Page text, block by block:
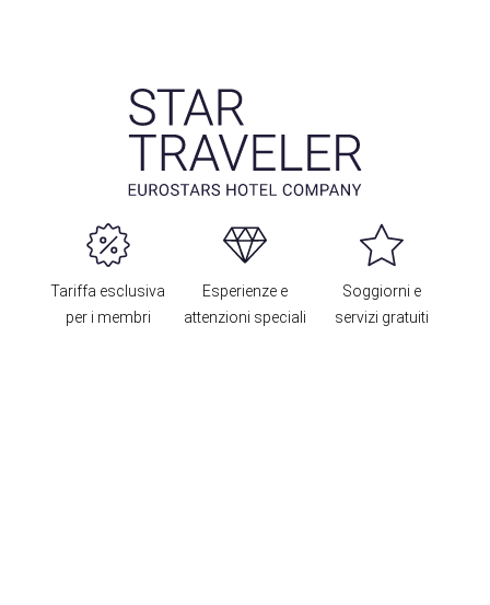
Tariffa esclusiva
per i membri
Esperienze e
attenzioni speciali
Soggiorni e
servizi gratuiti